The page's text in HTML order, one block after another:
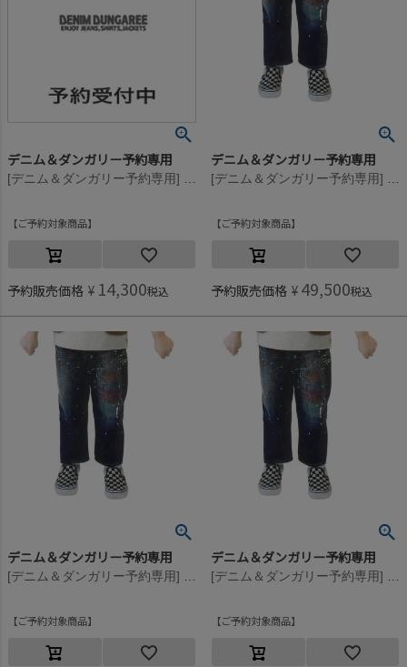
デニム＆ダンガリー予約専用
ご予約対象商品
予約販売価格 ¥ 14,300税込
デニム＆ダンガリー予約専用
ご予約対象商品
予約販売価格 ¥ 49,500税込
デニム＆ダンガリー予約専用
ご予約対象商品
デニム＆ダンガリー予約専用
ご予約対象商品